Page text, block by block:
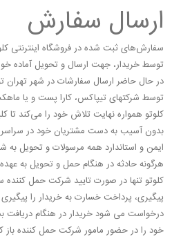
ارسال سفارش
سفارش‌های ثبت شده در فروشگاه اینترنتی
توسط خریدار، جهت ارسال و تحویل آماده
در حال حاضر ارسال سفارشات در شهر
توسط شرکتهای تیپاکس، کارا پست و یا
کلوتو همواره نهایت تلاش خود را می‏‌کند
بدون آسیب به دست مشتریان خود در سراسر
ایمن و استاندارد همه مرسولات و تحویل
هرگونه حادثه در هنگام حمل و تحویل به
کلوتو تنها در صورت تایید شرکت حمل
پیگیری، پرداخت خسارت به خریدار را
درخواست می شود خریدار در هنگام
خود را در حضور مامور شرکت حمل کننده باز